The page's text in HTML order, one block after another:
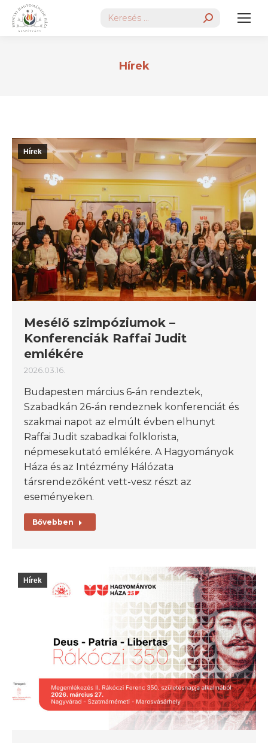
Search:
Hírek
Hírek
Mesélő szimpóziumok –
Konferenciák Raffai Judit
emlékére
2026.03.16.
Budapesten március 6-án rendeztek,
Szabadkán 26-án rendeznek konferenciát és
szakmai napot az elmúlt évben elhunyt
Raffai Judit szabadkai folklorista,
népmesekutató emlékére. A Hagyományok
Háza és az Intézmény Hálózata
társrendezőként vett-vesz részt az
eseményeken.
Bővebben
Hírek